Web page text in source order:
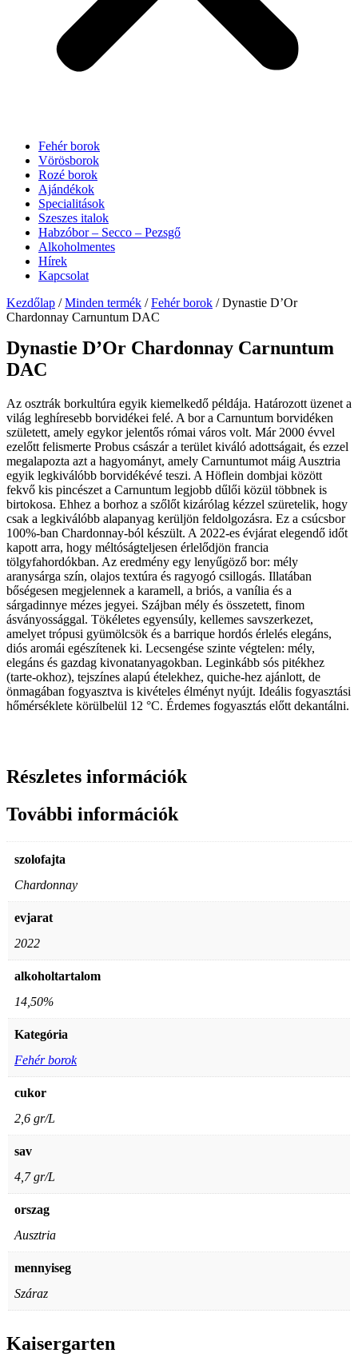
Fehér borok
Vörösborok
Rozé borok
Ajándékok
Specialitások
Szeszes italok
Habzóbor – Secco – Pezsgő
Alkoholmentes
Hírek
Kapcsolat
Kezdőlap /Minden termék /Fehér borok / Dynastie D’Or
Chardonnay Carnuntum DAC
Dynastie D’Or Chardonnay Carnuntum
DAC
Az osztrák borkultúra egyik kiemelkedő példája. Határozott üzenet a
világ leghíresebb borvidékei felé. A bor a Carnuntum borvidéken
született, amely egykor jelentős római város volt. Már 2000 évvel
ezelőtt felismerte Probus császár a terület kiváló adottságait, és ezzel
megalapozta azt a hagyományt, amely Carnuntumot máig Ausztria
egyik legkiválóbb borvidékévé teszi. A Höflein dombjai között
fekvő kis pincészet a Carnuntum legjobb dűlői közül többnek is
birtokosa. Ehhez a borhoz a szőlőt kizárólag kézzel szüretelik, hogy
csak a legkiválóbb alapanyag kerüljön feldolgozásra. Ez a csúcsbor
100%-ban Chardonnay-ból készült. A 2022-es évjárat elegendő időt
kapott arra, hogy méltóságteljesen érlelődjön francia
tölgyfahordókban. Az eredmény egy lenyűgöző bor: mély
aranysárga szín, olajos textúra és ragyogó csillogás. Illatában
bőségesen megjelennek a karamell, a briós, a vanília és a
sárgadinnye mézes jegyei. Szájban mély és összetett, finom
ásványossággal. Tökéletes egyensúly, kellemes savszerkezet,
amelyet trópusi gyümölcsök és a barrique hordós érlelés elegáns,
diós aromái egészítenek ki. Lecsengése szinte végtelen: mély,
elegáns és gazdag kivonatanyagokban. Leginkább sós pitékhez
(tarte-okhoz), tejszínes alapú ételekhez, quiche-hez ajánlott, de
önmagában fogyasztva is kivételes élményt nyújt. Ideális fogyasztási
hőmérséklete körülbelül 12 °C. Érdemes fogyasztás előtt dekantálni.
Részletes információk
További információk
szolofajta
Chardonnay
evjarat
2022
alkoholtartalom
14,50%
Kategória
Fehér borok
cukor
2,6 gr/L
sav
4,7 gr/L
orszag
Ausztria
mennyiseg
Száraz
Kaisergarten